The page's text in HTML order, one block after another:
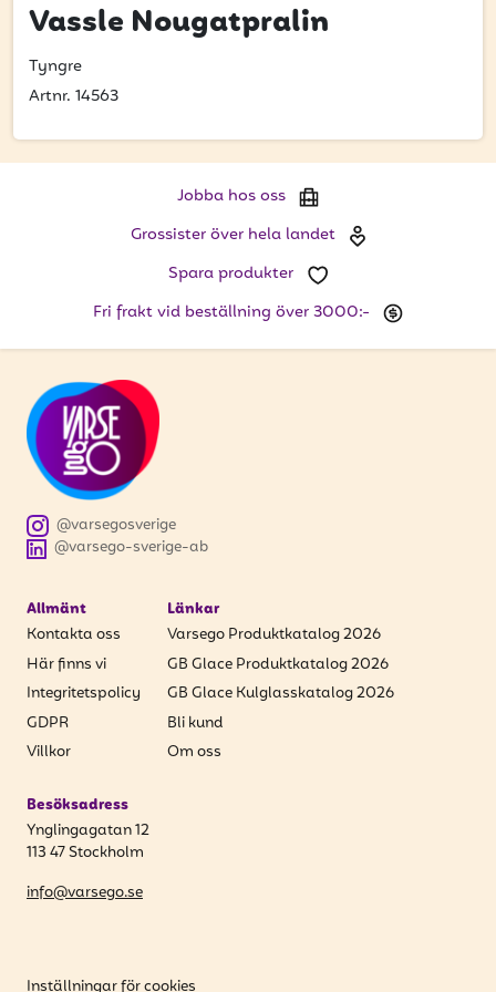
Hållbarhet
Jobba hos oss
Event
Logga in
Vill du få erbjudanden och vara den första
att få uppdateringar kring kampanjer?
Ange din e-postadress nedan för att ta del av våra
nyheter och erbjudanden.
E-postadress
PRENUMERERA
Vassle Nougatpralin
Tyngre
Artnr. 14563
Jobba hos oss
Grossister över hela landet
Spara produkter
Fri frakt vid beställning över 3000:-
@varsego-sverige-ab
@varsegosverige
Allmänt
Kontakta oss
Här finns vi
Integritetspolicy
GDPR
Villkor
Länkar
Varsego Produktkatalog 2026
GB Glace Produktkatalog 2026
GB Glace Kulglasskatalog 2026
Bli kund
Om oss
Besöksadress
Ynglingagatan 12
113 47 Stockholm
info@varsego.se